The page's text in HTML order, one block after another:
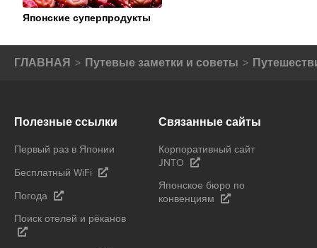
Японские суперпродукты
ГЛАВНАЯ Путевые заметки и советы
Полезные ссылки
Первый раз в Японии
Бесплатный WiFi
Погода
Поиск отелей и рёканов
Связанные сайты
Корпоративный сайт
JNTO
Японское бюро по
конвенциям